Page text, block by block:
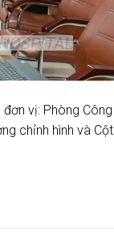
vị: Phòng Công
chỉnh hình và Cột